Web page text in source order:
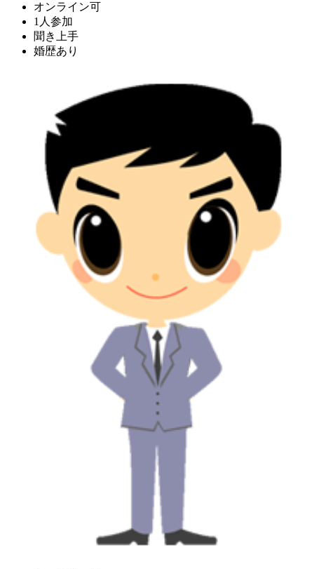
オンライン可
1人参加
聞き上手
婚歴あり